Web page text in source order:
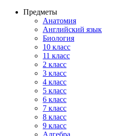
Предметы
Анатомия
Английский язык
Биология
10 класс
11 класс
2 класс
3 класс
4 класс
5 класс
6 класс
7 класс
8 класс
9 класс
Алгебра